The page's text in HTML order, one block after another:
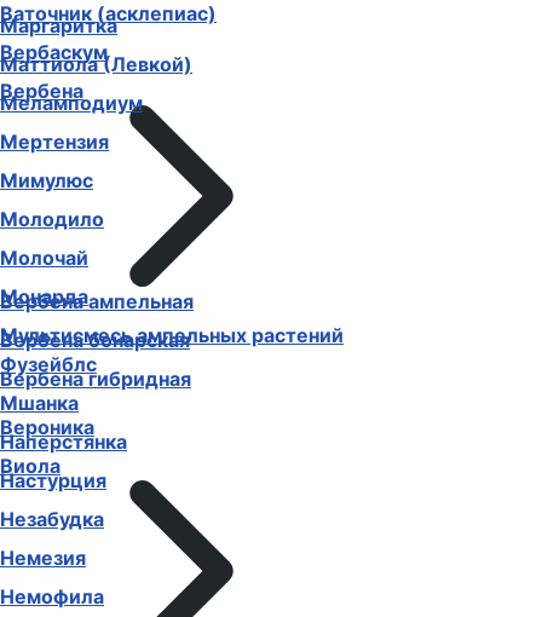
Ваточник (асклепиас)
Вербаскум
Вербена
Вербена ампельная
Вербена бонарская
Вербена гибридная
Вероника
Виола
Маргаритка
Маттиола (Левкой)
Меламподиум
Мертензия
Мимулюс
Молодило
Молочай
Монарда
Мультисмесь ампельных растений
Фузейблс
Мшанка
Наперстянка
Настурция
Незабудка
Немезия
Немофила